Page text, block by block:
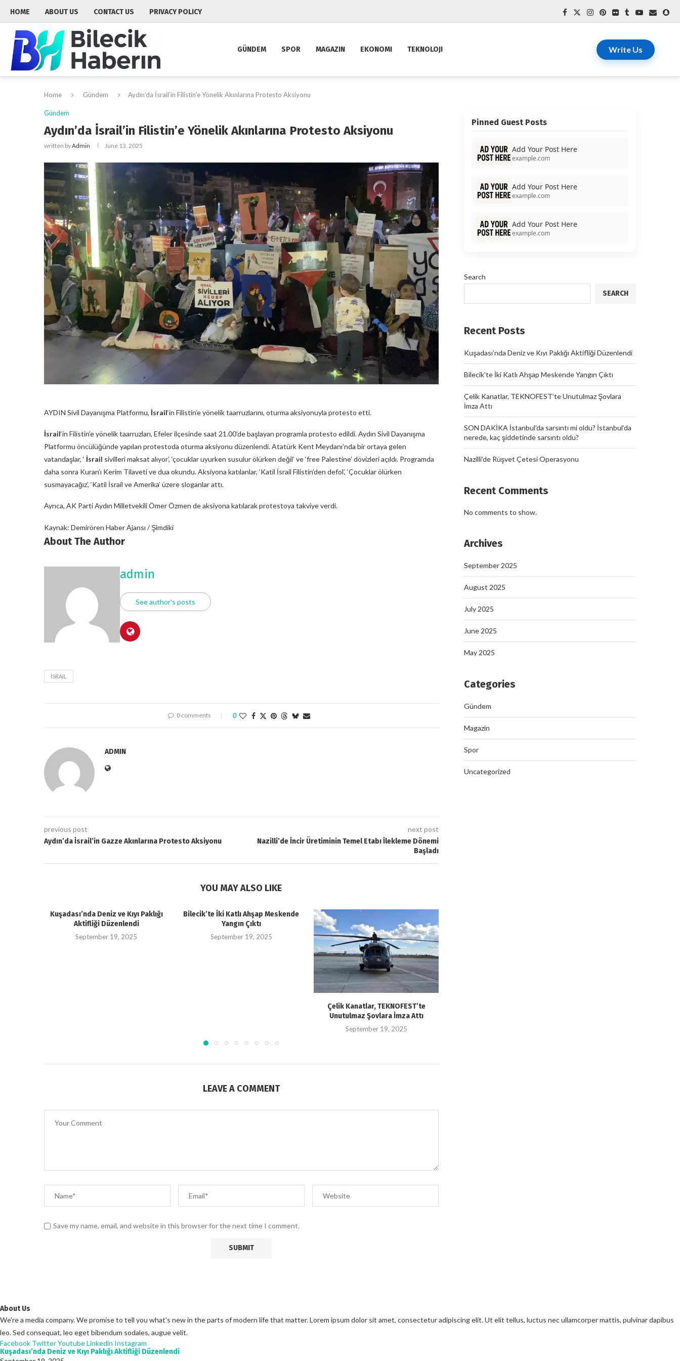
HOME ABOUT US CONTACT US PRIVACY POLICY
GÜNDEM SPOR MAGAZIN EKONOMI TEKNOLOJI Write Us
Home Gündem Aydın’da İsrail’in Filistin’e Yönelik Akınlarına Protesto Aksiyonu
Gündem
Aydın’da İsrail’in Filistin’e Yönelik Akınlarına Protesto Aksiyonu
written byAdmin June 13, 2025
AYDIN Sivil Dayanışma Platformu, İsrail‘in Filistin’e yönelik taarruzlarını, oturma aksiyonuyla protesto etti.
İsrail‘in Filistin’e yönelik taarruzları, Efeler ilçesinde saat 21.00’de başlayan programla protesto edildi. Aydın Sivil Dayanışma
Platformu öncülüğünde yapılan protestoda oturma aksiyonu düzenlendi. Atatürk Kent Meydanı’nda bir ortaya gelen
vatandaşlar, ‘ İsrail sivilleri maksat alıyor’, ‘çocuklar uyurken susulur ölürken değil’ ve ‘free Palestine’ dövizleri açıldı. Programda
daha sonra Kuran’ı Kerim Tilaveti ve dua okundu. Aksiyona katılanlar, ‘Katil İsrail Filistin’den defol’, ‘Çocuklar ölürken
susmayacağız’, ‘Katil İsrail ve Amerika’ üzere sloganlar attı.
Ayrıca, AK Parti Aydın Milletvekili Ömer Özmen de aksiyona katılarak protestoya takviye verdi.
Kaynak: Demirören Haber Ajansı / Şimdiki
About The Author
admin
See author's posts
İSRAIL
0 comments 0
ADMIN
previous post
Aydın’da İsrail’in Gazze Akınlarına Protesto Aksiyonu
next post
Nazilli’de İncir Üretiminin Temel Etabı İlekleme Dönemi
Başladı
YOU MAY ALSO LIKE
Kuşadası’nda Deniz ve Kıyı Paklığı
Aktifliği Düzenlendi
September 19, 2025
Bilecik’te İki Katlı Ahşap Meskende
Yangın Çıktı
September 19, 2025
Çelik Kanatlar, TEKNOFEST’te
Unutulmaz Şovlara İmza Attı
September 19, 2025
LEAVE A COMMENT
Save my name, email, and website in this browser for the next time I comment.
Pinned Guest Posts
Add Your Post Here
example.com
Add Your Post Here
example.com
Add Your Post Here
example.com
Search
SEARCH
Recent Posts
Kuşadası’nda Deniz ve Kıyı Paklığı Aktifliği Düzenlendi
Bilecik’te İki Katlı Ahşap Meskende Yangın Çıktı
Çelik Kanatlar, TEKNOFEST’te Unutulmaz Şovlara
İmza Attı
SON DAKİKA İstanbul’da sarsıntı mi oldu? İstanbul’da
nerede, kaç şiddetinde sarsıntı oldu?
Nazilli’de Rüşvet Çetesi Operasyonu
Recent Comments
No comments to show.
Archives
September 2025
August 2025
July 2025
June 2025
May 2025
Categories
Gündem
Magazin
Spor
Uncategorized
About Us
We're a media company. We promise to tell you what's new in the parts of modern life that matter. Lorem ipsum dolor sit amet, consectetur adipiscing elit. Ut elit tellus, luctus nec ullamcorper mattis, pulvinar dapibus
leo. Sed consequat, leo eget bibendum sodales, augue velit.
Facebook TwitterYoutubeLinkedin Instagram
Kuşadası’nda Deniz ve Kıyı Paklığı Aktifliği Düzenlendi